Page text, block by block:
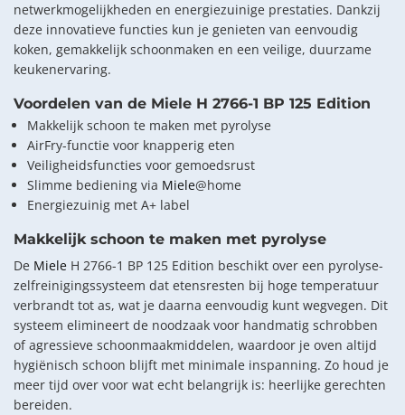
netwerkmogelijkheden en energiezuinige prestaties. Dankzij
deze innovatieve functies kun je genieten van eenvoudig
koken, gemakkelijk schoonmaken en een veilige, duurzame
keukenervaring.
Voordelen van de Miele H 2766-1 BP 125 Edition
Makkelijk schoon te maken met pyrolyse
AirFry-functie voor knapperig eten
Veiligheidsfuncties voor gemoedsrust
Slimme bediening via Miele@home
Energiezuinig met A+ label
Makkelijk schoon te maken met pyrolyse
De Miele H 2766-1 BP 125 Edition beschikt over een pyrolyse-
zelfreinigingssysteem dat etensresten bij hoge temperatuur
verbrandt tot as, wat je daarna eenvoudig kunt wegvegen. Dit
systeem elimineert de noodzaak voor handmatig schrobben
of agressieve schoonmaakmiddelen, waardoor je oven altijd
hygiënisch schoon blijft met minimale inspanning. Zo houd je
meer tijd over voor wat echt belangrijk is: heerlijke gerechten
bereiden.